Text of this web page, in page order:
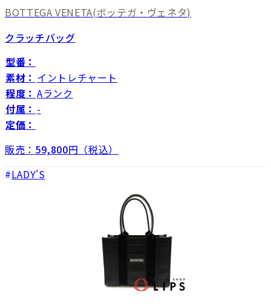
BOTTEGA VENETA(ボッテガ・ヴェネタ)
クラッチバッグ
型番：
素材： イントレチャート
程度： Aランク
付属： -
定価：
販売： 59,800円（税込）
LADY'S